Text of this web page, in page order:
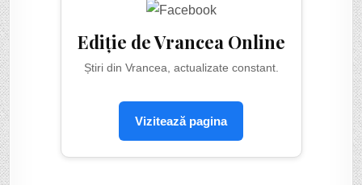
Ediție de Vrancea Online
Știri din Vrancea, actualizate constant.
Vizitează pagina